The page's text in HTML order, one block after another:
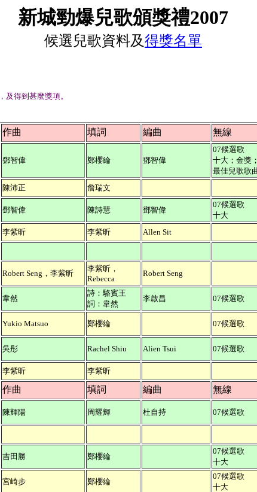
新城勁爆兒歌頒獎禮2007
候選兒歌資料及得獎名單
得到甚麼獎項。
作曲 填詞 編曲 無線
鄧智偉 鄭櫻綸 鄧智偉
07候選歌
十大；金獎
最佳兒歌歌
陳沛正 詹瑞文
鄧智偉 陳詩慧 鄧智偉
07候選歌
十大
李紫昕 李紫昕 Allen Sit
Robert Seng，李紫昕
李紫昕，
Rebecca
Robert Seng
韋然
詩：駱賓王
詞：韋然
李啟昌 07候選歌
Yukio Matsuo 鄭櫻綸 07候選歌
吳彤 Rachel Shiu Alien Tsui 07候選歌
李紫昕 李紫昕
作曲 填詞 編曲 無線
陳輝陽 周耀輝 杜自持 07候選歌
吉田勝 鄭櫻綸
07候選歌
十大
宮崎步 鄭櫻綸
07候選歌
十大